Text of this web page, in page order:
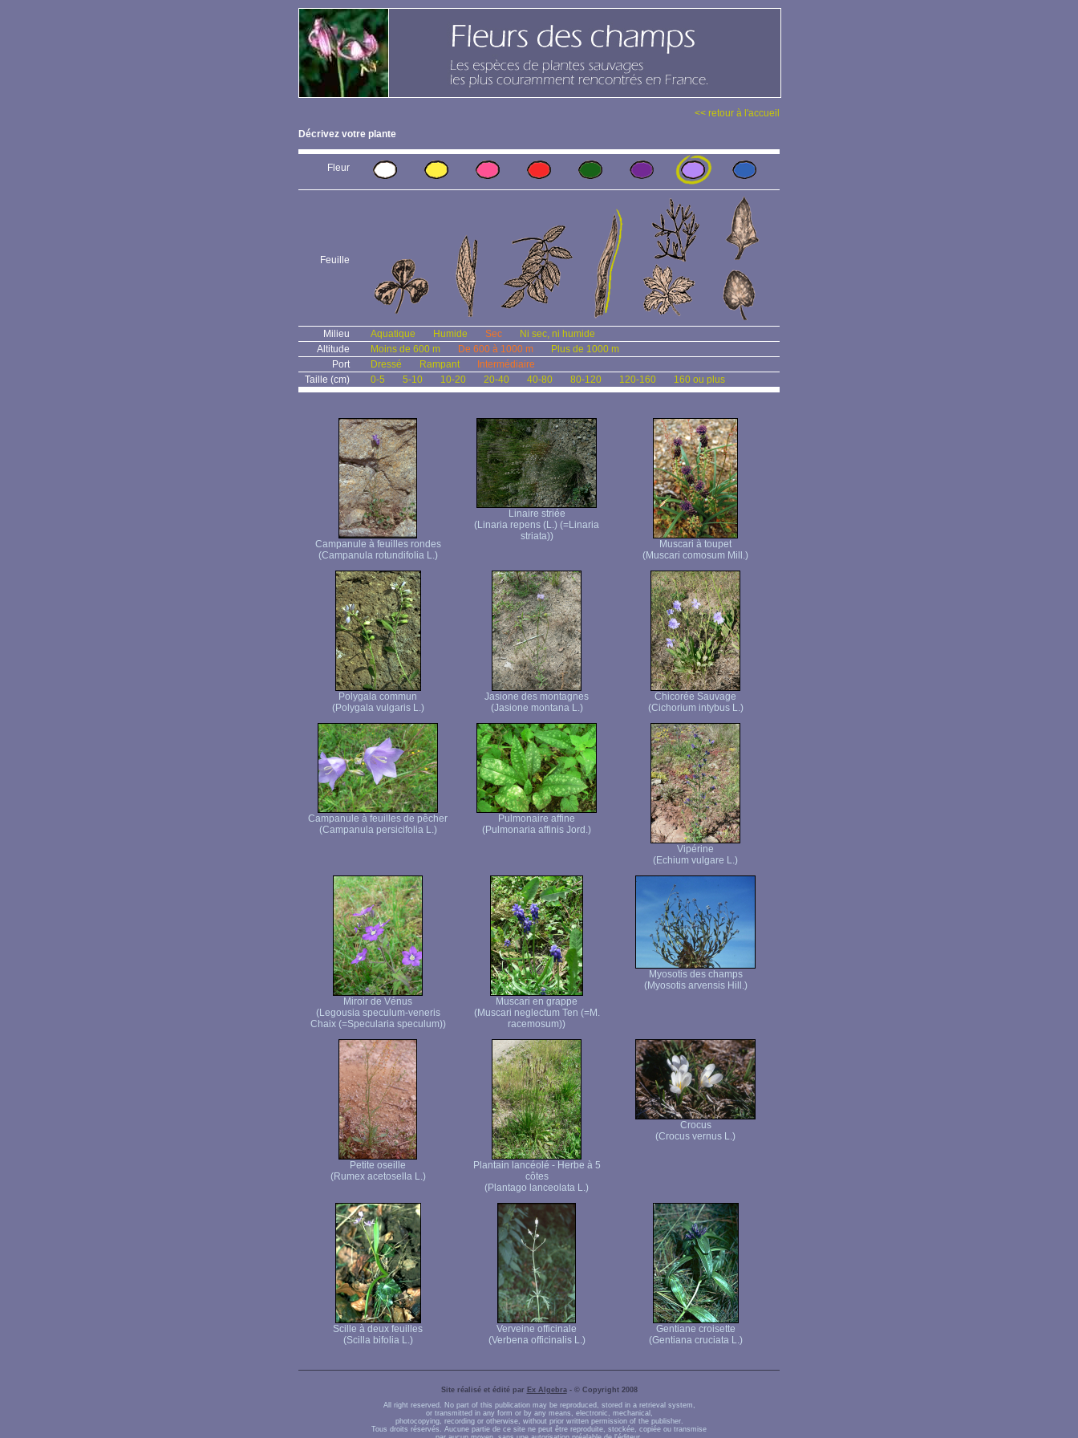
<< retour à l'accueil
Décrivez votre plante
Fleur
Feuille
Milieu Aquatique Humide Sec
Ni sec, ni humide
Altitude
Moins de 600 m De 600 à 1000 m
Plus de 1000 m
Port
Dressé Rampant
Intermédiaire
Taille (cm)
0-5 5-10 10-20 20-40 40-80 80-120 120-160 160 ou plus
Campanule à feuilles rondes
(Campanula rotundifolia L.)
Linaire striée
(Linaria repens (L.) (=Linaria
striata))
Muscari à toupet
(Muscari comosum Mill.)
Polygala commun
(Polygala vulgaris L.)
Jasione des montagnes
(Jasione montana L.)
Chicorée Sauvage
(Cichorium intybus L.)
Campanule à feuilles de pêcher
(Campanula persicifolia L.)
Pulmonaire affine
(Pulmonaria affinis Jord.)
Vipérine
(Echium vulgare L.)
Miroir de Vénus
(Legousia speculum-veneris
Chaix (=Specularia speculum))
Muscari en grappe
(Muscari neglectum Ten (=M.
racemosum))
Myosotis des champs
(Myosotis arvensis Hill.)
Petite oseille
(Rumex acetosella L.)
Plantain lancéolé - Herbe à 5
côtes
(Plantago lanceolata L.)
Crocus
(Crocus vernus L.)
Scille à deux feuilles
(Scilla bifolia L.)
Verveine officinale
(Verbena officinalis L.)
Gentiane croisette
(Gentiana cruciata L.)
Site réalisé et édité par Ex Algebra- © Copyright 2008
All right reserved. No part of this publication may be reproduced, stored in a retrieval system,
or transmitted in any form or by any means, electronic, mechanical,
photocopying, recording or otherwise, without prior written permission of the publisher.
Tous droits réservés. Aucune partie de ce site ne peut être reproduite, stockée, copiée ou transmise